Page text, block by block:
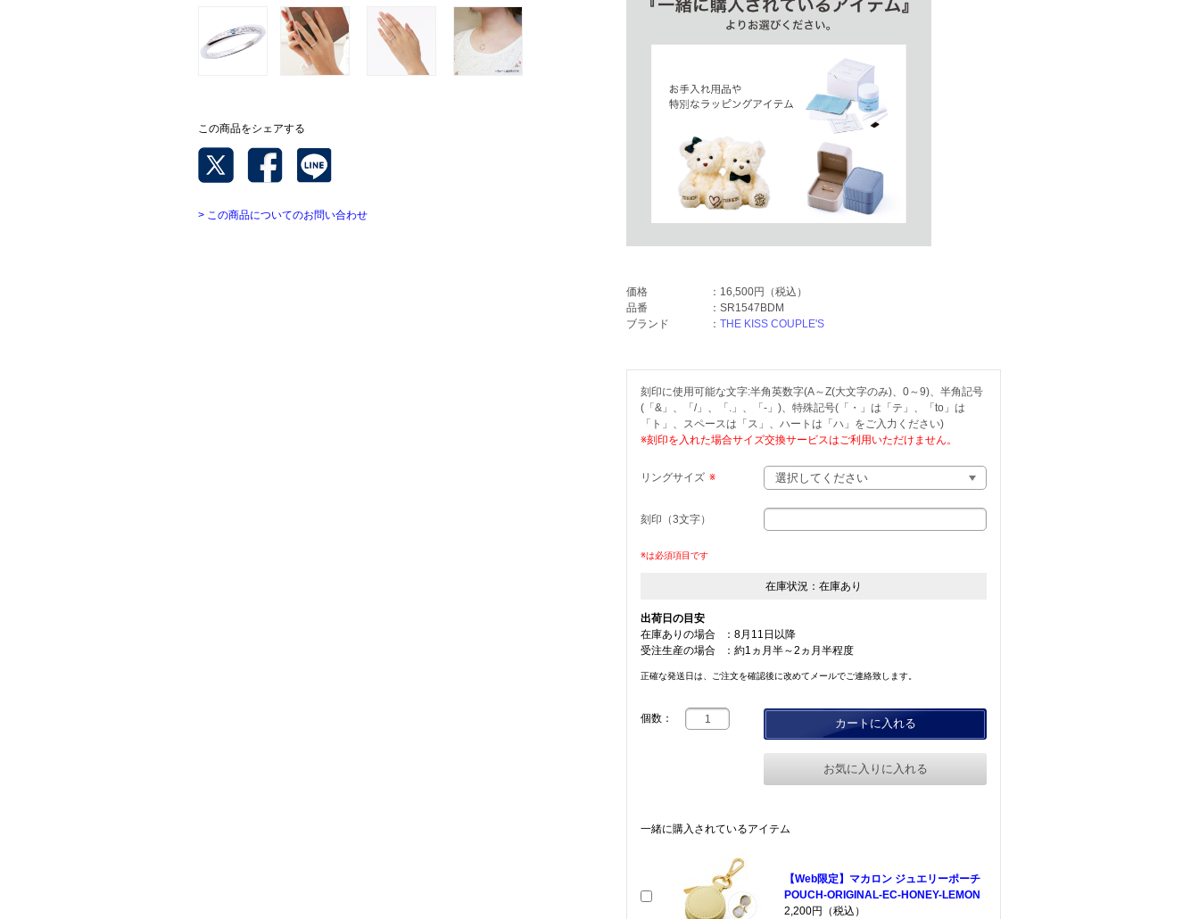
この商品をシェアする
> この商品についてのお問い合わせ
価格 ： 16,500円
（税込）
品番
： SR1547BDM
ブランド
： THE KISS COUPLE'S
刻印に使用可能な文字:半角英数字(A～Z(大文字のみ)、0～9)、半角記号
(「&」、「/」、「.」、「-」)、特殊記号(「・」は「テ」、「to」は
「ト」、スペースは「ス」、ハートは「ハ」をご入力ください)
※刻印を入れた場合サイズ交換サービスはご利用いただけません。
リングサイズ ※
刻印（3文字）
※は必須項目です
在庫状況： 在庫あり
出荷日の目安
在庫ありの場合
： 8月11日以降
受注生産の場合
： 約1ヵ月半～2ヵ月半程度
正確な発送日は、ご注文を確認後に改めてメールでご連絡致します。
個数： カートに入れる
お気に入りに入れる
一緒に購入されているアイテム
【Web限定】マカロン ジュエリーポーチ
POUCH-ORIGINAL-EC-HONEY-LEMON
2,200円（税込）